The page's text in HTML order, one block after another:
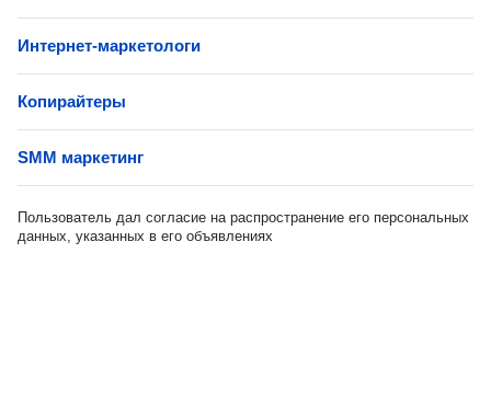
Интернет-маркетологи
Копирайтеры
SMM маркетинг
Пользователь дал согласие на распространение его персональных
данных, указанных в его объявлениях